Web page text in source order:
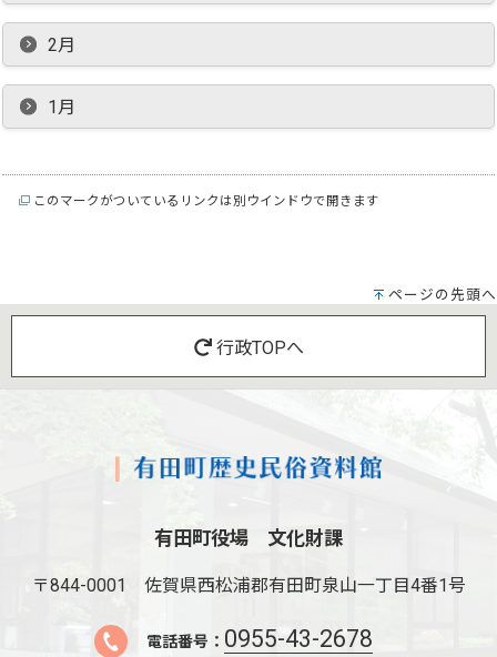
2月
1月
このマークがついているリンクは別ウインドウで開きます
ページの先頭へ
行政TOPへ
有田町役場 文化財課
〒844-0001 佐賀県西松浦郡有田町泉山一丁目4番1号
電話番号： 0955-43-2678